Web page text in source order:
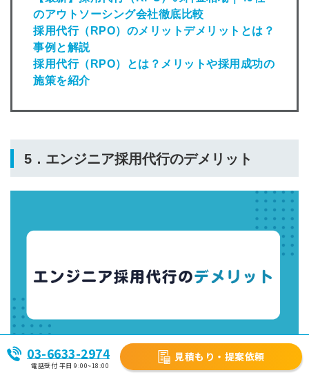
のアウトソーシング会社徹底比較
採用代行（RPO）のメリットデメリットとは？
事例と解説
採用代行（RPO）とは？メリットや採用成功の
施策を紹介
5．エンジニア採用代行のデメリット
エンジニア採用代行のメリットは大きい一方、デメリットもあ
03-6633-2974
電話受付 平日 9:00~18:00
見積もり・提案依頼